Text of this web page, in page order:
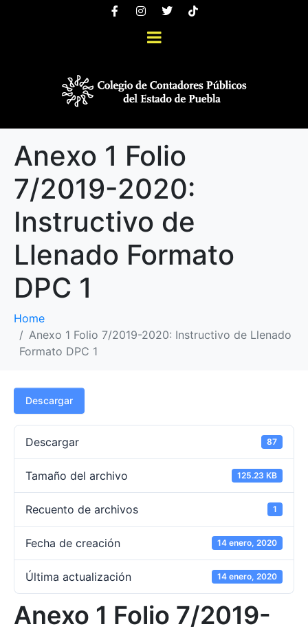
Anexo 1 Folio
7/2019-2020:
Instructivo de
Llenado Formato
DPC 1
Home
Anexo 1 Folio 7/2019-2020: Instructivo de Llenado
Formato DPC 1
Descargar
Descargar 87
Tamaño del archivo 125.23 KB
Recuento de archivos 1
Fecha de creación 14 enero, 2020
Última actualización 14 enero, 2020
Anexo 1 Folio 7/2019-